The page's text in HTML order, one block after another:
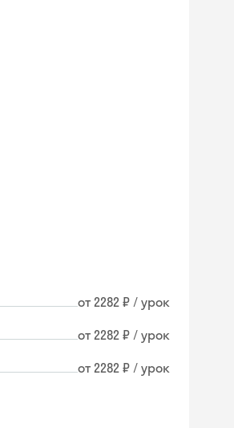
от 2282 ₽ / урок
от 2282 ₽ / урок
от 2282 ₽ / урок